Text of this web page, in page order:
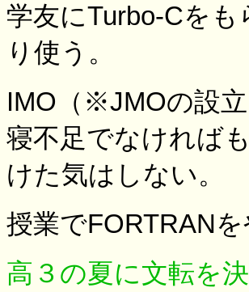
学友にTurbo-Cを
り使う。
IMO（※JMOの設
寝不足でなければ
けた気はしない。
授業でFORTRAN
高３の夏に文転を